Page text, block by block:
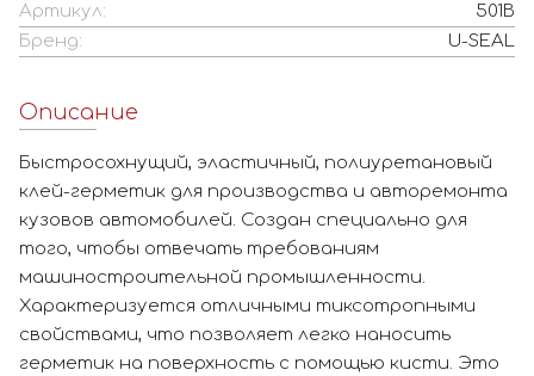
Артикул:
501B
Бренд:
U-SEAL
Описание
Быстросохнущий, эластичный, полиуретановый
клей-герметик для производства и авторемонта
кузовов автомобилей. Создан специально для
того, чтобы отвечать требованиям
машиностроительной промышленности.
Характеризуется отличными тиксотропными
свойствами, что позволяет легко наносить
герметик на поверхность с помощью кисти. Это